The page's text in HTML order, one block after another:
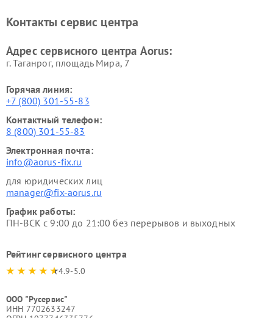
Контакты сервис центра
Адрес сервисного центра Aorus:
г. Таганрог, площадь Мира, 7
Горячая линия:
+7 (800) 301-55-83
Контактный телефон:
8 (800) 301-55-83
Электронная почта:
info@aorus-fix.ru
для юридических лиц
manager@fix-aorus.ru
График работы:
ПН-ВСК с 9:00 до 21:00 без перерывов и выходных
Рейтинг сервисного центра
4.9-5.0
ООО "Русервис"
ИНН 7702633247